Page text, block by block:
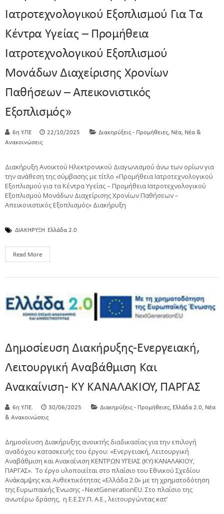
Ιατροτεχνολογικού Εξοπλισμού Για Τα
Κέντρα Υγείας – Προμήθεια
Ιατροτεχνολογικού Εξοπλισμού
Μονάδων Διαχείρισης Χρονίων
Παθήσεων – Απεικονιστικός
Εξοπλισμός»
6η Υ.ΠΕ 22/10/2025 Διακηρύξεις - Προμήθειες, Νέα, Νέα &
Ανακοινώσεις
Διακήρυξη Ανοικτού Ηλεκτρονικού Διαγωνισμού άνω των ορίων για
την ανάθεση της σύμβασης με τίτλο «Προμήθεια Ιατροτεχνολογικού
Εξοπλισμού για τα Κέντρα Υγείας – Προμήθεια Ιατροτεχνολογικού
Εξοπλισμού Μονάδων Διαχείρισης Χρονίων Παθήσεων –
Απεικονιστικός Εξοπλισμός» Διακήρυξη
ΔΙΑΚΗΡΥΞΗ Ελλάδα 2.0
Read More
Δημοσίευση Διακήρυξης-Ενεργειακή,
Λειτουργική Αναβάθμιση Και
Ανακαίνιση- ΚΥ KANΑΛΑΚΙΟΥ, ΠΑΡΓΑΣ
6η Υ.ΠΕ. 30/06/2025 Διακηρύξεις - Προμήθειες, Ελλάδα 2.0, Νέα
& Ανακοινώσεις
Δημοσίευση Διακήρυξης ανοικτής διαδικασίας για την επιλογή
αναδόχου κατασκευής του έργου: «Ενεργειακή, Λειτουργική
Αναβάθμιση και Ανακαίνιση ΚΕΝΤΡΩΝ ΥΓΕΙΑΣ (ΚΥ) KANΑΛΑΚΙΟΥ,
ΠΑΡΓΑΣ». Το έργο υλοποιείται στο πλαίσιο του Εθνικού Σχεδίου
Ανάκαμψης και Ανθεκτικότητας «Ελλάδα 2.0» με τη χρηματοδότηση
της Ευρωπαϊκής Ένωσης –NextGenerationEU. Στο πλαίσιο της
ανωτέρω δράσης, η Ε.Ε.ΣΥ.Π. A.E., λειτουργώντας κατ’